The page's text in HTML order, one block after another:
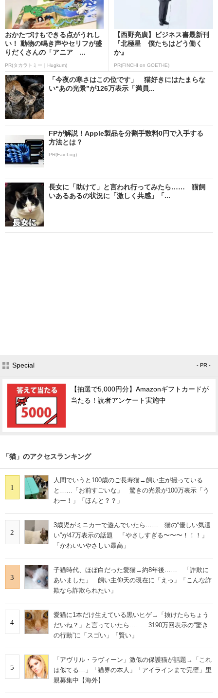
おかたづけもできる点がうれし
い！ 動物の鳴き声やセリフが盛
りだくさんの「アニア ...
PR(タカラトミー｜Hugkum)
【西野亮廣】ビジネス書最新刊
『北極星 僕たちはどう働く
か』
PR(FINCHI on GOETHE)
「今夜の寒さはこの位です」 猫好きにはたまらな
い“あの光景”が126万表示「満員...
FPが解説！Apple製品を分割手数料0円で入手する
方法とは？
PR(Fav-Log)
長女に「助けて」と言われ行ってみたら…… 猫飼
いあるあるの状況に「激しく共感」「...
Special - PR -
【抽選で5,000円分】Amazonギフトカードが
当たる！読者アンケート実施中
「猫」のアクセスランキング
1
人間でいうと100歳のご長寿猫→飼い主が撮っている
と……「お前すごいな」 驚きの光景が100万表示「う
わー！」「ほんと？？」
2
3歳児がミニカーで遊んでいたら…… 猫の“優しい気遣
い”が47万表示の話題 「やさしすぎる〜〜〜！！！」
「かわいいやさしい最高」
3
子猫時代、ほぼ白だった愛猫→約8年後…… 「詐欺に
あいました」 飼い主仰天の現在に「えっ」「こんな詐
欺なら詐欺られたい」
4
愛猫に1本だけ生えている黒いヒゲ→「抜けたらちょう
だいね？」と言っていたら…… 3190万回表示の“驚き
の行動”に「スゴい」「賢い」
5
「アヴリル・ラヴィーン」激似の保護猫が話題→「これ
は似てる…」「猫界の本人」「アイラインまで完璧」里
親募集中【海外】